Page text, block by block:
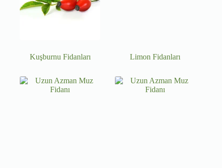
Kuşburnu Fidanları Limon Fidanları